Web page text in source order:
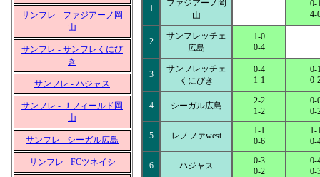
サンフレ - ファジアーノ岡
山
サンフレ - サンフレくにび
き
サンフレ - ハジャス
サンフレ - Ｊフィールド岡
山
サンフレ - シーガル広島
サンフレ - FCツネイシ
1
ファジアーノ岡
山
0-
4-
2
サンフレッチェ
広島
1-0
0-4
3
サンフレッチェ
くにびき
0-4
1-1
0-
0-
4 シーガル広島
2-2
1-2
0-
0-
5 レノファwest
1-1
0-6
1-
0-
6 ハジャス
0-3
0-2
0-
0-